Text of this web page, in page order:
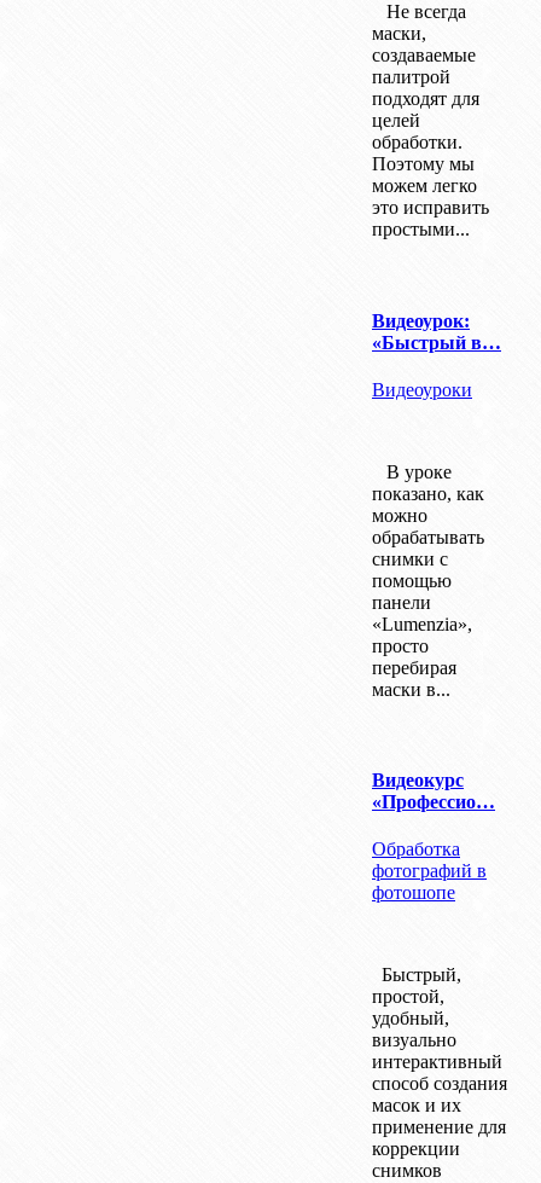
Не всегда
маски,
создаваемые
палитрой
подходят для
целей
обработки.
Поэтому мы
можем легко
это исправить
простыми...
Видеоурок:
«Быстрый в…
Видеоуроки
В уроке
показано, как
можно
обрабатывать
снимки с
помощью
панели
«Lumenzia»,
просто
перебирая
маски в...
Видеокурс
«Профессио…
Обработка
фотографий в
фотошопе
Быстрый,
простой,
удобный,
визуально
интерактивный
способ создания
масок и их
применение для
коррекции
снимков